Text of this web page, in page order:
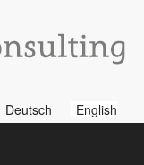
Deutsch English